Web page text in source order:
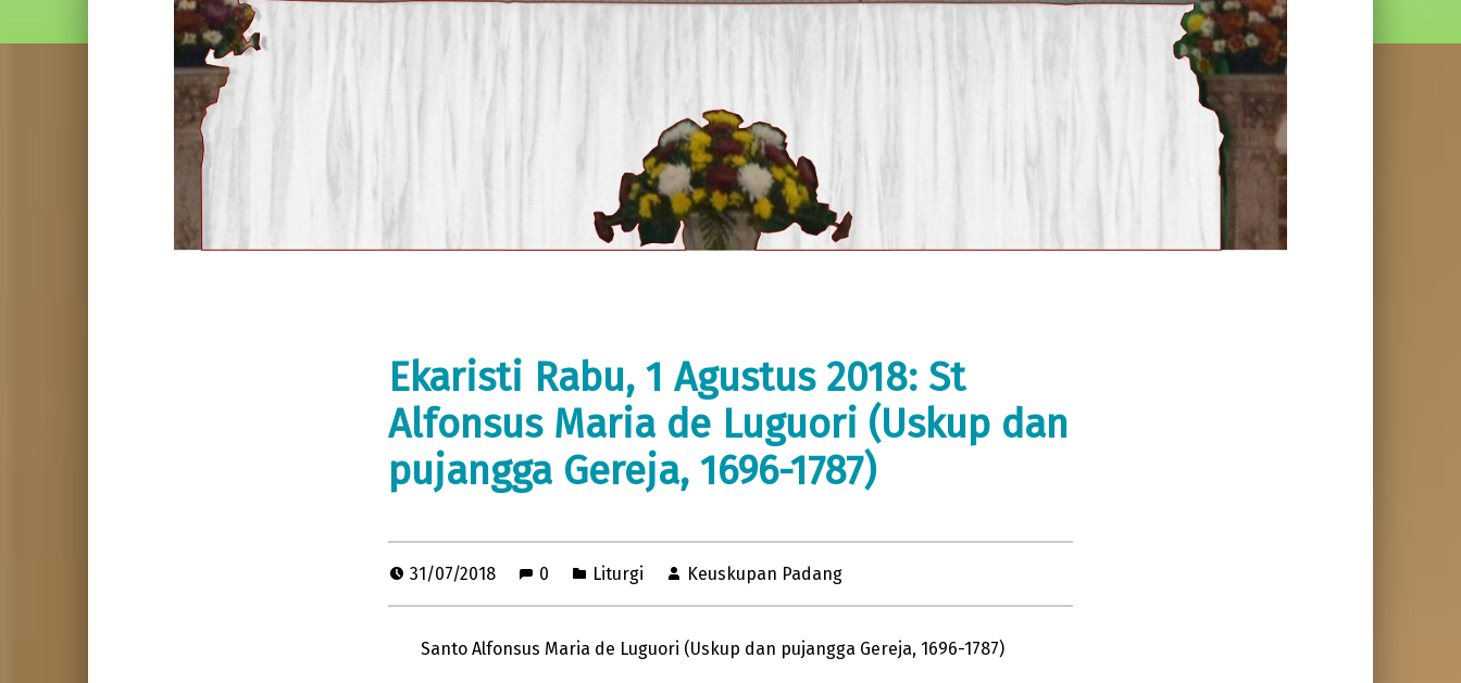
Ekaristi Rabu, 1 Agustus 2018: St
Alfonsus Maria de Luguori (Uskup dan
pujangga Gereja, 1696-1787)
31/07/2018 0 Liturgi Keuskupan Padang
Santo Alfonsus Maria de Luguori (Uskup dan pujangga Gereja, 1696-1787)